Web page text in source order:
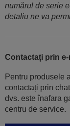
numărul de serie
detaliu ne va
Contactați prin
Pentru produsele
contactați prin
dvs. este înafara
centru de service.